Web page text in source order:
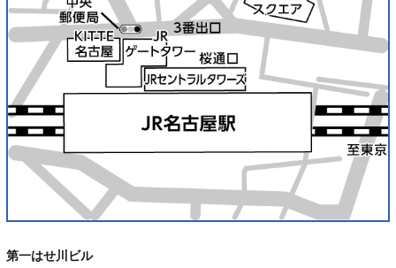
第一はせ川ビル